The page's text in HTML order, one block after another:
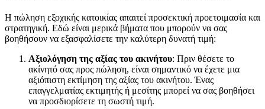
Η πώληση εξοχικής κατοικίας απαιτεί προσεκτική προετοιμασία και
στρατηγική. Εδώ είναι μερικά βήματα που μπορούν να σας
βοηθήσουν να εξασφαλίσετε την καλύτερη δυνατή τιμή:
Αξιολόγηση της αξίας του ακινήτου: Πριν θέσετε το
ακίνητό σας προς πώληση, είναι σημαντικό να έχετε μια
αξιόπιστη εκτίμηση της αξίας του ακινήτου. Ένας
επαγγελματίας εκτιμητής ή μεσίτης μπορεί να σας βοηθήσει
να προσδιορίσετε τη σωστή τιμή.